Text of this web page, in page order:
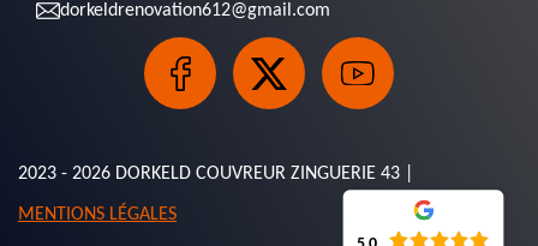
dorkeldrenovation612@gmail.com
2023 - 2026 DORKELD COUVREUR ZINGUERIE 43 |
MENTIONS LÉGALES